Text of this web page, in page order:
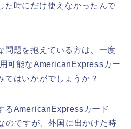
た時にだけ使えなかったんで
問題を抱えている方は、一度
可能なAmericanExpressカー
てはいかがでしょうか？
るAmericanExpressカード
のですが、外国に出かけた時